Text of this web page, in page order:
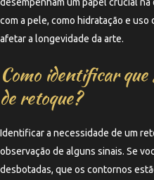
com a pele, como hidratação e
afetar a longevidade da arte.
Como identificar
de retoque?
Identificar a necessidade de um
observação de alguns sinais. Se
desbotadas, que os contornos